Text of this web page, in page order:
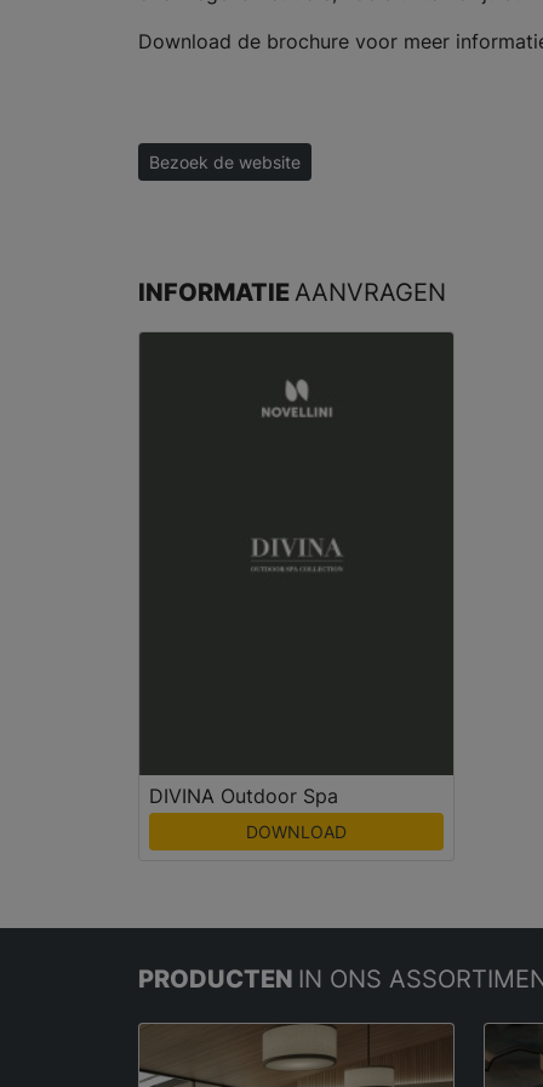
Download de brochure voor meer
Bezoek de website
INFORMATIEAANVRAGEN
DIVINA Outdoor Spa
DOWNLOAD
PRODUCTEN IN ONS